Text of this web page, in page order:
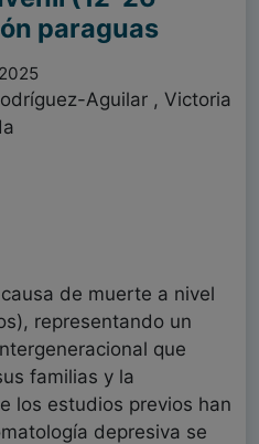
paraguas
Aguilar , Victoria
de muerte a nivel
representando un
que
familias y la
los estudios previos han
depresiva se